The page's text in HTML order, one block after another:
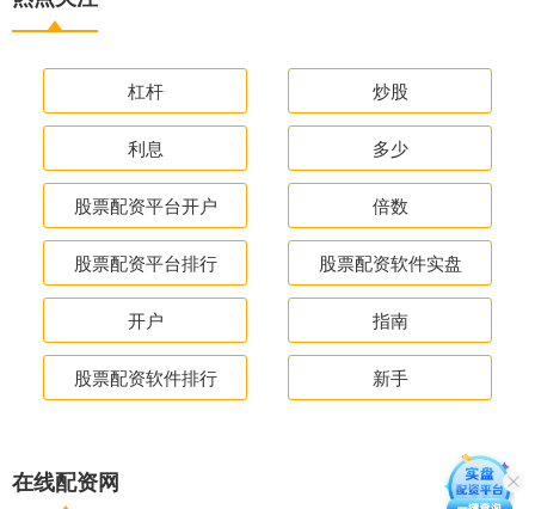
杠杆 炒股
利息 多少
股票配资平台开户 倍数
股票配资平台排行 股票配资软件实盘
开户 指南
股票配资软件排行 新手
在线配资网